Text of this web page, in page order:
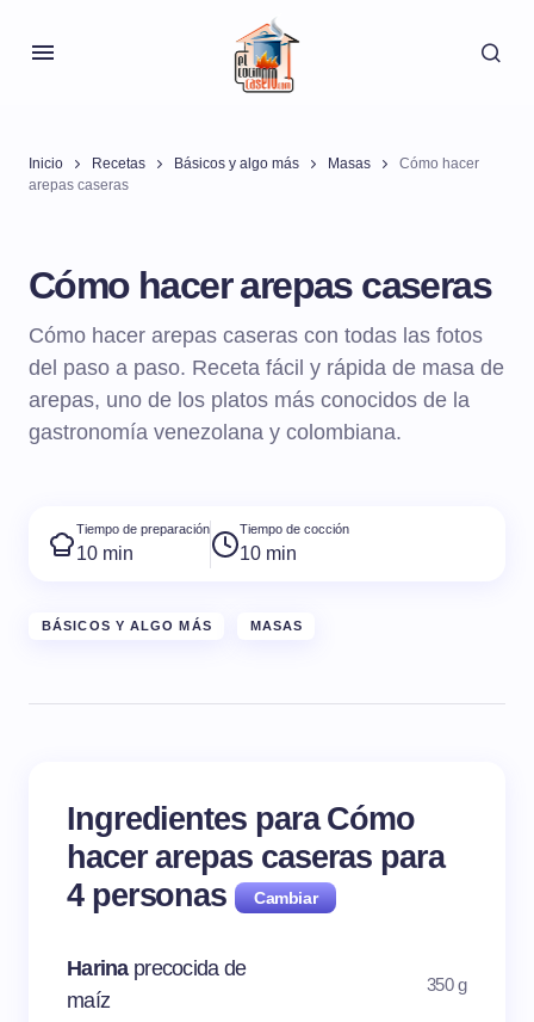
Inicio Recetas Básicos y algo más Masas
Cómo hacer
arepas caseras
Cómo hacer arepas caseras
Cómo hacer arepas caseras con todas las fotos
del paso a paso. Receta fácil y rápida de masa de
arepas, uno de los platos más conocidos de la
gastronomía venezolana y colombiana.
Tiempo de preparación
10 min
Tiempo de cocción
10 min
BÁSICOS Y ALGO MÁS MASAS
Ingredientes para Cómo
hacer arepas caseras para
4 personas
Harina precocida de
maíz
350 g